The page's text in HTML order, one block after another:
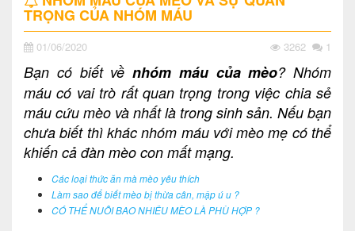
TRỌNG CỦA NHÓM MÁU
01/06/2020 3262 1
Bạn có biết về nhóm máu của mèo? Nhóm
máu có vai trò rất quan trọng trong việc chia sẻ
máu cứu mèo và nhất là trong sinh sản. Nếu bạn
chưa biết thì khác nhóm máu với mèo mẹ có thể
khiến cả đàn mèo con mất mạng.
Các loại thức ăn mà mèo yêu thích
Làm sao để biết mèo bị thừa cân, mập ú u ?
CÓ THỂ NUÔI BAO NHIÊU MÈO LÀ PHÙ HỢP ?